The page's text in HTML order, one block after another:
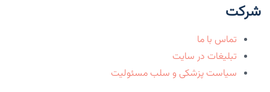
شرکت
تماس با ما
تبلیغات در سایت
سیاست پزشکی و سلب مسئولیت